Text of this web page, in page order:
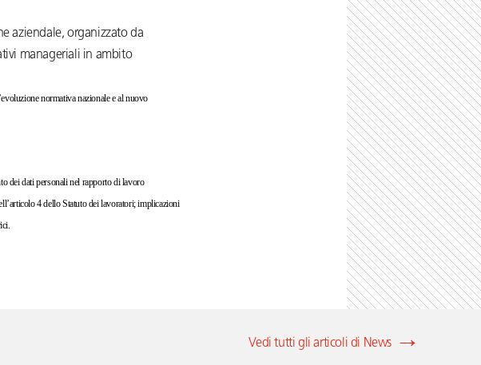
aziendale, organizzato da
manageriali in ambito
normativa nazionale e al nuovo
dei dati personali nel rapporto di lavoro
4 dello Statuto dei lavoratori; implicazioni
Vedi tutti gli articoli di News